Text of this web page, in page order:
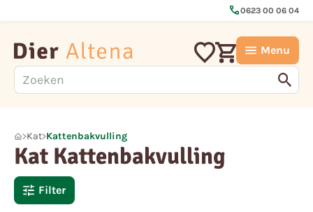
call0623 00 06 04
Menu
Kat Kattenbakvulling
Kat Kattenbakvulling
Filter